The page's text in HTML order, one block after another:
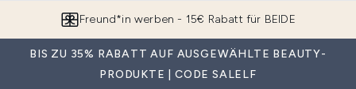
Freund*in werben - 15€ Rabatt für BEIDE
BIS ZU 35% RABATT AUF AUSGEWÄHLTE BEAUTY-
PRODUKTE | CODE SALELF